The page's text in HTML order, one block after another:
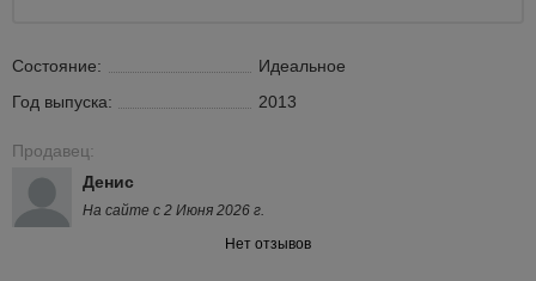
Состояние:
Идеальное
Год выпуска:
2013
Продавец:
Денис
На сайте с 2 Июня 2026 г.
Нет отзывов